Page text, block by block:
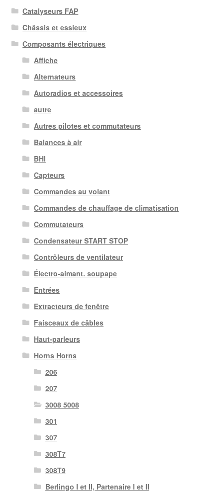
Catalyseurs FAP
Châssis et essieux
Composants électriques
Affiche
Alternateurs
Autoradios et accessoires
autre
Autres pilotes et commutateurs
Balances à air
BHI
Capteurs
Commandes au volant
Commandes de chauffage de climatisation
Commutateurs
Condensateur START STOP
Contrôleurs de ventilateur
Électro-aimant. soupape
Entrées
Extracteurs de fenêtre
Faisceaux de câbles
Haut-parleurs
Horns Horns
206
207
3008 5008
301
307
308T7
308T9
Berlingo I et II, Partenaire I et II